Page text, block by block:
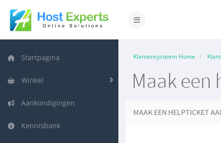
Navigatie in-/uitschakelen
Startpagina
Winkel
Aankondigingen
Kennisbank
Klantensysteem Home
Maak een
MAAK EEN HELPTICKET